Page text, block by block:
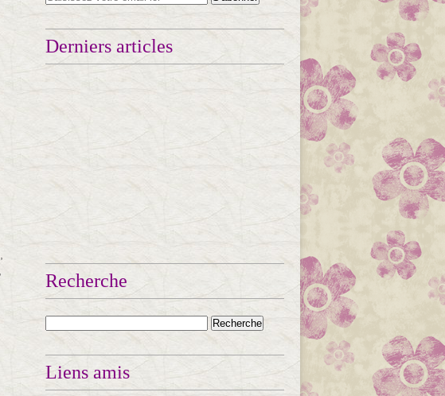
Derniers articles
Recherche
Liens amis